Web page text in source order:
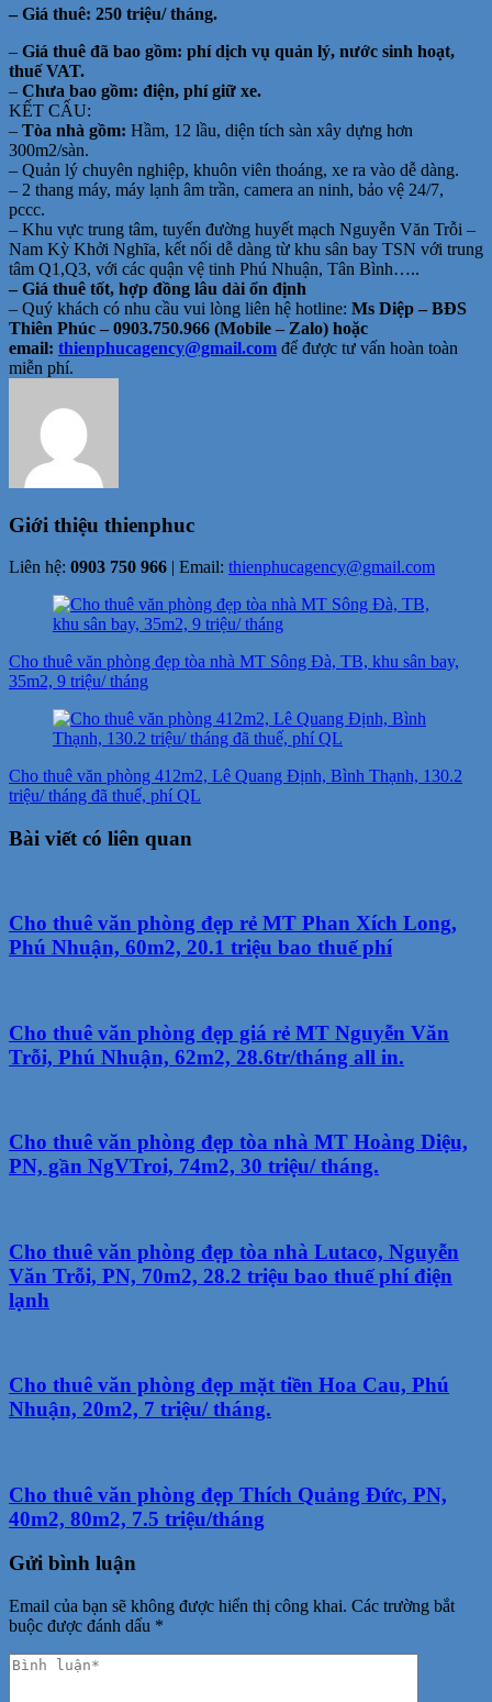
Văn
PN,
thông
ra
Hoàng.V.Thụ,700m2,
250
triệu/
tháng
– Giá thuê: 250 triệu/ tháng.
– Giá thuê đã bao gồm: phí dịch vụ quản lý, nước sinh hoạt,
thuế VAT.
– Chưa bao gồm: điện, phí giữ xe.
KẾT CẤU:
– Tòa nhà gồm: Hầm, 12 lầu, diện tích sàn xây dựng hơn
300m2/sàn.
– Quản lý chuyên nghiệp, khuôn viên thoáng, xe ra vào dễ dàng.
– 2 thang máy, máy lạnh âm trần, camera an ninh, bảo vệ 24/7,
pccc.
– Khu vực trung tâm, tuyến đường huyết mạch Nguyễn Văn Trỗi –
Nam Kỳ Khởi Nghĩa, kết nối dễ dàng từ khu sân bay TSN với trung
tâm Q1,Q3, với các quận vệ tinh Phú Nhuận, Tân Bình…..
– Giá thuê tốt, hợp đồng lâu dài ổn định
– Quý khách có nhu cầu vui lòng liên hệ hotline: Ms Diệp – BĐS
Thiên Phúc – 0903.750.966 (Mobile – Zalo) hoặc
email: thienphucagency@gmail.com để được tư vấn hoàn toàn
miễn phí.
Giới thiệu thienphuc
Liên hệ: 0903 750 966 | Email: thienphucagency@gmail.com
Điều
hướng
bài
viết
Cho thuê văn phòng đẹp tòa nhà MT Sông Đà, TB, khu sân bay,
35m2, 9 triệu/ tháng
Cho thuê văn phòng 412m2, Lê Quang Định, Bình Thạnh, 130.2
triệu/ tháng đã thuế, phí QL
Bài viết có liên quan
Cho thuê văn phòng đẹp rẻ MT Phan Xích Long,
Phú Nhuận, 60m2, 20.1 triệu bao thuế phí
Cho thuê văn phòng đẹp giá rẻ MT Nguyễn Văn
Trỗi, Phú Nhuận, 62m2, 28.6tr/tháng all in.
Cho thuê văn phòng đẹp tòa nhà MT Hoàng Diệu,
PN, gần NgVTroi, 74m2, 30 triệu/ tháng.
Cho thuê văn phòng đẹp tòa nhà Lutaco, Nguyễn
Văn Trỗi, PN, 70m2, 28.2 triệu bao thuế phí điện
lạnh
Cho thuê văn phòng đẹp mặt tiền Hoa Cau, Phú
Nhuận, 20m2, 7 triệu/ tháng.
Cho thuê văn phòng đẹp Thích Quảng Đức, PN,
40m2, 80m2, 7.5 triệu/tháng
Gửi bình luận
Email của bạn sẽ không được hiển thị công khai. Các trường bắt
buộc được đánh dấu *
Phản